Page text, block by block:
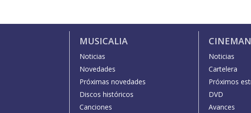
MUSICALIA
Noticias
Novedades
Próximas novedades
Discos históricos
Canciones
Noticias
Cartelera
Próximos
DVD
Avances